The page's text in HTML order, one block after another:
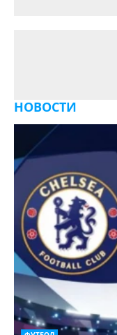
НОВОСТИ